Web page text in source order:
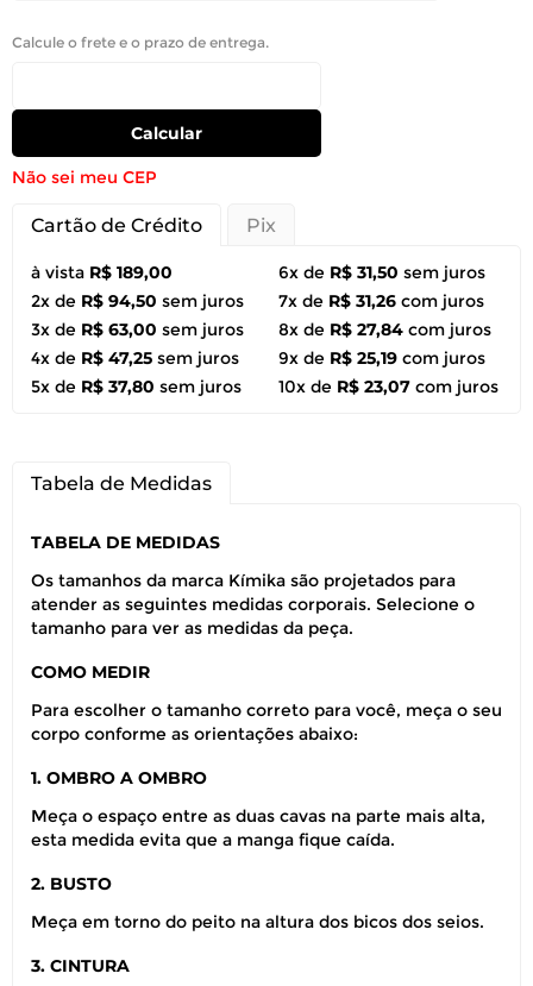
Calcule o frete e o prazo de entrega.
Calcular
Não sei meu CEP
Cartão de Crédito Pix
à vista R$ 189,00
2x de R$ 94,50 sem juros
3x de R$ 63,00 sem juros
4x de R$ 47,25 sem juros
5x de R$ 37,80 sem juros
6x de R$ 31,50 sem juros
7x de R$ 31,26 com juros
8x de R$ 27,84 com juros
9x de R$ 25,19 com juros
10x de R$ 23,07 com juros
Tabela de Medidas
TABELA DE MEDIDAS
Os tamanhos da marca Kímika são projetados para
atender as seguintes medidas corporais. Selecione o
tamanho para ver as medidas da peça.
COMO MEDIR
Para escolher o tamanho correto para você, meça o seu
corpo conforme as orientações abaixo:
1. OMBRO A OMBRO
Meça o espaço entre as duas cavas na parte mais alta,
esta medida evita que a manga fique caída.
2. BUSTO
Meça em torno do peito na altura dos bicos dos seios.
3. CINTURA